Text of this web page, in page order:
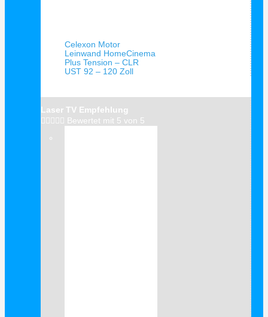
Celexon Motor
Leinwand HomeCinema
Plus Tension – CLR
UST 92 – 120 Zoll
Laser TV Empfehlung
     Bewertet mit 5 von 5